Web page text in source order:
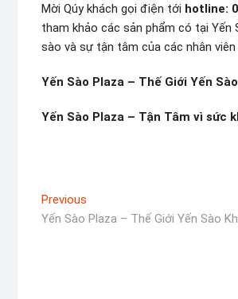
Mời Qúy khách gọi điện tới hotline:
tham khảo các sản phẩm có tại Yến
sào và sự tận tâm của các nhân viên
Yến Sào Plaza – Thế Giới Yến
Yến Sào Plaza – Tận Tâm vì sức
Điều
hướng
Previous
post:
Yến Sào Plaza – Thế Giới Yến Sào